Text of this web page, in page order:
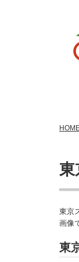
東
東京
画像
東